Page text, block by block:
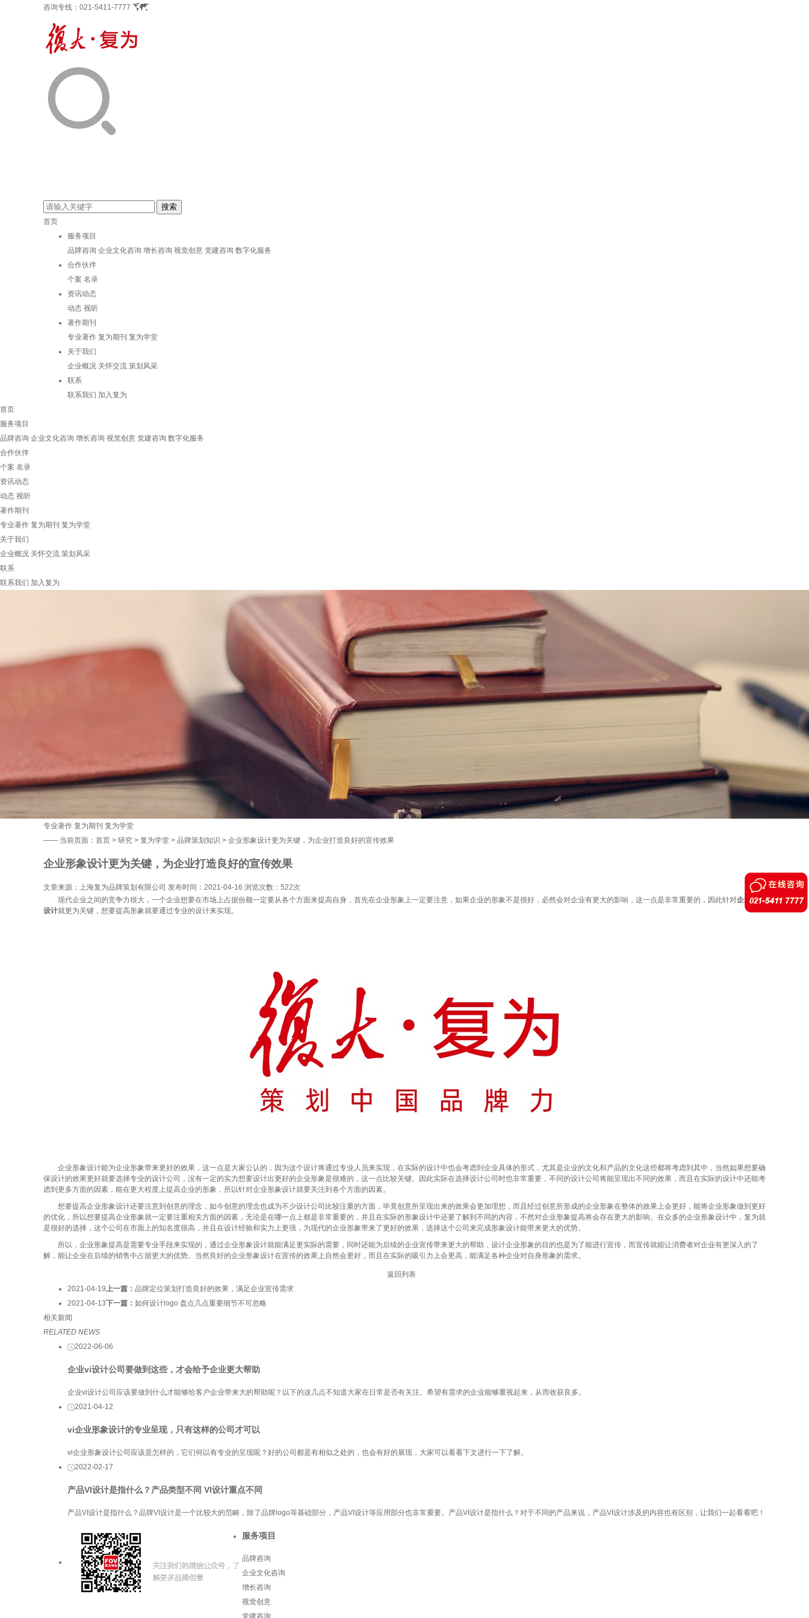
咨询专线： 021-5411-7777
首页
服务项目
品牌咨询 企业文化咨询 增长咨询 视觉创意 党建咨询 数字化服务
合作伙伴
个案 名录
资讯动态
动态 视听
著作期刊
专业著作 复为期刊 复为学堂
关于我们
企业概况 关怀交流 策划风采
联系
联系我们 加入复为
首页
服务项目
品牌咨询 企业文化咨询 增长咨询 视觉创意 党建咨询 数字化服务
合作伙伴
个案 名录
资讯动态
动态 视听
著作期刊
专业著作 复为期刊 复为学堂
关于我们
企业概况 关怀交流 策划风采
联系
联系我们 加入复为
专业著作 复为期刊 复为学堂
—— 当前页面： 首页 > 研究 > 复为学堂 > 品牌策划知识 > 企业形象设计更为关键，为企业打造良好的宣传效果
企业形象设计更为关键，为企业打造良好的宣传效果
文章来源：上海复为品牌策划有限公司 发布时间：2021-04-16 浏览次数： 522次
现代企业之间的竞争力很大，一个企业想要在市场上占据份额一定要从各个方面来提高自身，首先在企业形象上一定要注意，如果企业的形象不是很好，必然会对企业有更大的影响，这一点是非常重要的，因此针对企业形象
设计就更为关键，想要提高形象就要通过专业的设计来实现。
企业形象设计能为企业形象带来更好的效果，这一点是大家公认的，因为这个设计将通过专业人员来实现，在实际的设计中也会考虑到企业具体的形式，尤其是企业的文化和产品的文化这些都将考虑到其中，当然如果想要确
保设计的效果更好就要选择专业的设计公司，没有一定的实力想要设计出更好的企业形象是很难的，这一点比较关键。因此实际在选择设计公司时也非常重要，不同的设计公司将能呈现出不同的效果，而且在实际的设计中还能考
虑到更多方面的因素，能在更大程度上提高企业的形象，所以针对企业形象设计就要关注到各个方面的因素。
想要提高企业形象设计还要注意到创意的理念，如今创意的理念也成为不少设计公司比较注重的方面，毕竟创意所呈现出来的效果会更加理想，而且经过创意所形成的企业形象在整体的效果上会更好，能将企业形象做到更好
的优化，所以想要提高企业形象就一定要注重相关方面的因素，无论是在哪一点上都是非常重要的，并且在实际的形象设计中还要了解到不同的内容，不然对企业形象提高将会存在更大的影响。在众多的企业形象设计中，复为就
是很好的选择，这个公司在市面上的知名度很高，并且在设计经验和实力上更强，为现代的企业形象带来了更好的效果，选择这个公司来完成形象设计能带来更大的优势。
所以，企业形象提高是需要专业手段来实现的，通过企业形象设计就能满足更实际的需要，同时还能为后续的企业宣传带来更大的帮助，设计企业形象的目的也是为了能进行宣传，而宣传就能让消费者对企业有更深入的了
解，能让企业在后续的销售中占据更大的优势。当然良好的企业形象设计在宣传的效果上自然会更好，而且在实际的吸引力上会更高，能满足各种企业对自身形象的需求。
返回列表
2021-04-19上一篇： 品牌定位策划打造良好的效果，满足企业宣传需求
2021-04-13下一篇： 如何设计logo 盘点几点重要细节不可忽略
相关新闻
RELATED NEWS
2022-06-06
企业vi设计公司要做到这些，才会给予企业更大帮助
企业vi设计公司应该要做到什么才能够给客户企业带来大的帮助呢？以下的这几点不知道大家在日常是否有关注。希望有需求的企业能够重视起来，从而收获良多。
2021-04-12
vi企业形象设计的专业呈现，只有这样的公司才可以
vi企业形象设计公司应该是怎样的，它们何以有专业的呈现呢？好的公司都是有相似之处的，也会有好的展现，大家可以看看下文进行一下了解。
2022-02-17
产品VI设计是指什么？产品类型不同 VI设计重点不同
产品VI设计是指什么？品牌VI设计是一个比较大的范畴，除了品牌logo等基础部分，产品VI设计等应用部分也非常重要。产品VI设计是指什么？对于不同的产品来说，产品VI设计涉及的内容也有区别，让我们一起看看吧！
服务项目
品牌咨询
企业文化咨询
增长咨询
视觉创意
党建咨询